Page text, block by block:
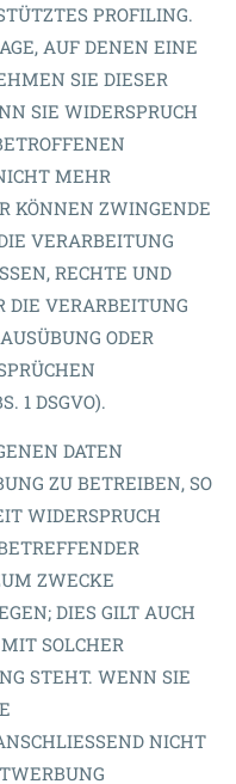
PROFILING.
AUF DENEN EINE
SIE DIESER
SIE WIDERSPRUCH
MEHR
KÖNNEN ZWINGENDE
VERARBEITUNG
RECHTE UND
DIE VERARBEITUNG
ODER
1 DSGVO).
DATEN
ZU BETREIBEN, SO
WIDERSPRUCH
ZWECKE
DIES GILT AUCH
SOLCHER
STEHT. WENN SIE
NICHT